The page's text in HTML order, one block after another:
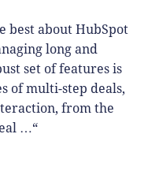
best about HubSpot
long and
set of features is
of multi-step deals,
from the
…“